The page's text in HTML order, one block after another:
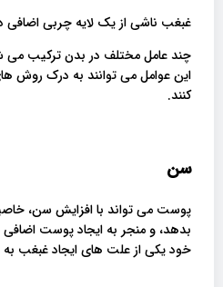
غبغب ناشی از یک لایه چربی اضافی
چند عامل مختلف در بدن ترکیب می
این عوامل می توانند به درک روش
کنند.
سن
پوست می تواند با افزایش سن،
بدهد، و منجر به ایجاد پوست
خود یکی از علت های ایجاد غبغب